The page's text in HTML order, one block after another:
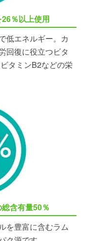
％以上使用
低エネルギー。カ
回復に役立つビタ
タミンB2などの栄
含有量50％
を豊富に含むラム